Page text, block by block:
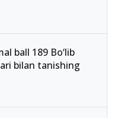
o‘tish ballari
ball 189 Bo‘lib
bilan tanishing